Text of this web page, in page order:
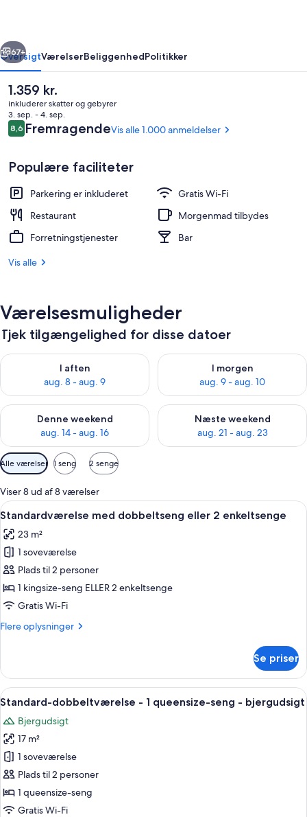
Café
Næste
67+
OversigtVærelserBeliggenhedPolitikker
Den
nuværende
pris
er
1.359 kr.
1.359 kr.
inkluderer skatter og gebyrer
3. sep. - 4. sep.
Anmeldelser
8,68,6 ud af 10.
FremragendeVis alle 1.000 anmeldelser
Populære faciliteter
Parkering er inkluderet
Gratis Wi-Fi
Restaurant
Morgenmad tilbydes
Forretningstjenester
Bar
Vis alle
Værelsesmuligheder
Tjek tilgængelighed for disse datoer
I aften
aug. 8 - aug. 9
Tjek tilgængelighed for i aften aug. 8 - aug. 9
I morgen
aug. 9 - aug. 10
Tjek tilgængelighed for i
Denne weekend
aug. 14 - aug. 16
Tjek tilgængelighed for denne weekend aug. 14 - aug. 16
Næste weekend
aug. 21 - aug. 23
Tjek tilgængelighed for næste
Tilgængelige
filtre
for
værelser
Alle værelser 1 seng 2 senge
Viser 8 ud af 8 værelser
Indlæs
alle
billeder
af
Standardværelse
med
dobbeltseng
2
Et hotelværelse med to senge, en
4
Standardværelse med dobbeltseng eller 2 enkeltsenge
23 m²
1 soveværelse
Plads til 2 personer
1 kingsize-seng ELLER 2 enkeltsenge
Gratis Wi-Fi
Flere oplysninger
Flere
med
dobbeltseng
eller
enkeltsenge
Se priser
Indlæs
alle
billeder
af
Standard-
dobbeltværelse
-
1
Et hotelværelse med en stor seng,
4
Standard-dobbeltværelse - 1 queensize-seng - bjergudsigt
Bjergudsigt
17 m²
1 soveværelse
Plads til 2 personer
1 queensize-seng
Gratis Wi-Fi